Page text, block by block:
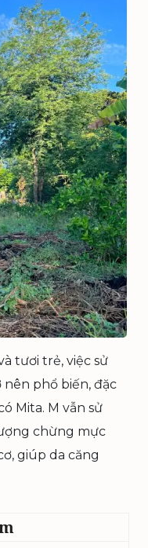
tươi trẻ, việc sử
phổ biến, đặc
Mita. M vẫn sử
chừng mực
giúp da căng